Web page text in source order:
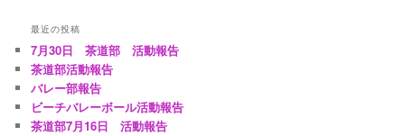
シ
ョ
ン
最近の投稿
7月30日 茶道部 活動報告
茶道部活動報告
バレー部報告
ビーチバレーボール活動報告
茶道部7月16日 活動報告